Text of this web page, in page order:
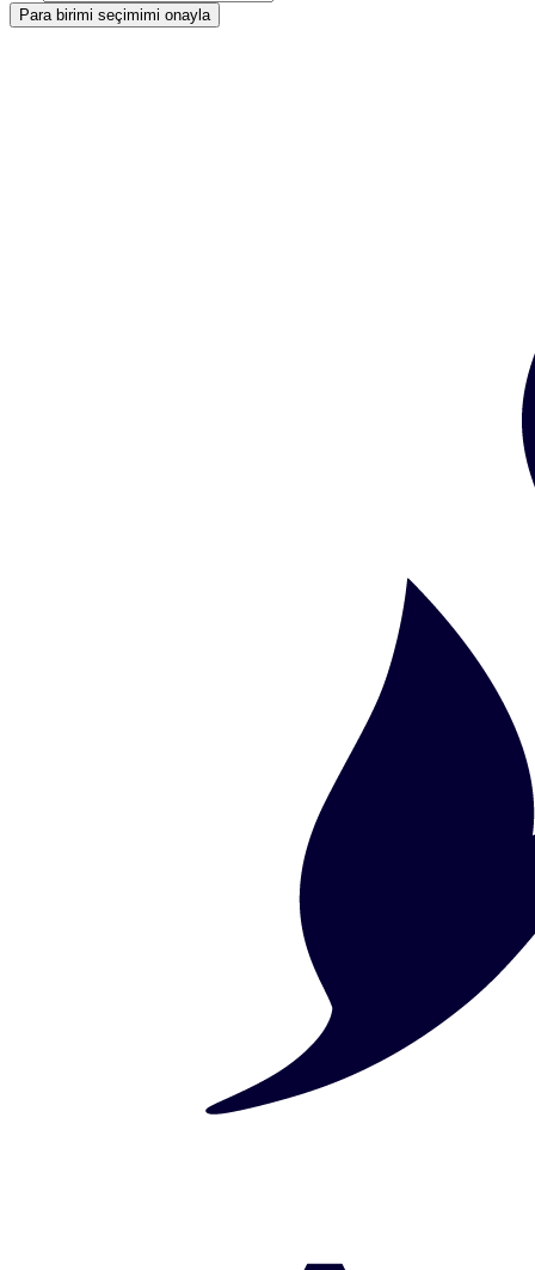
Para birimi seçimimi onayla